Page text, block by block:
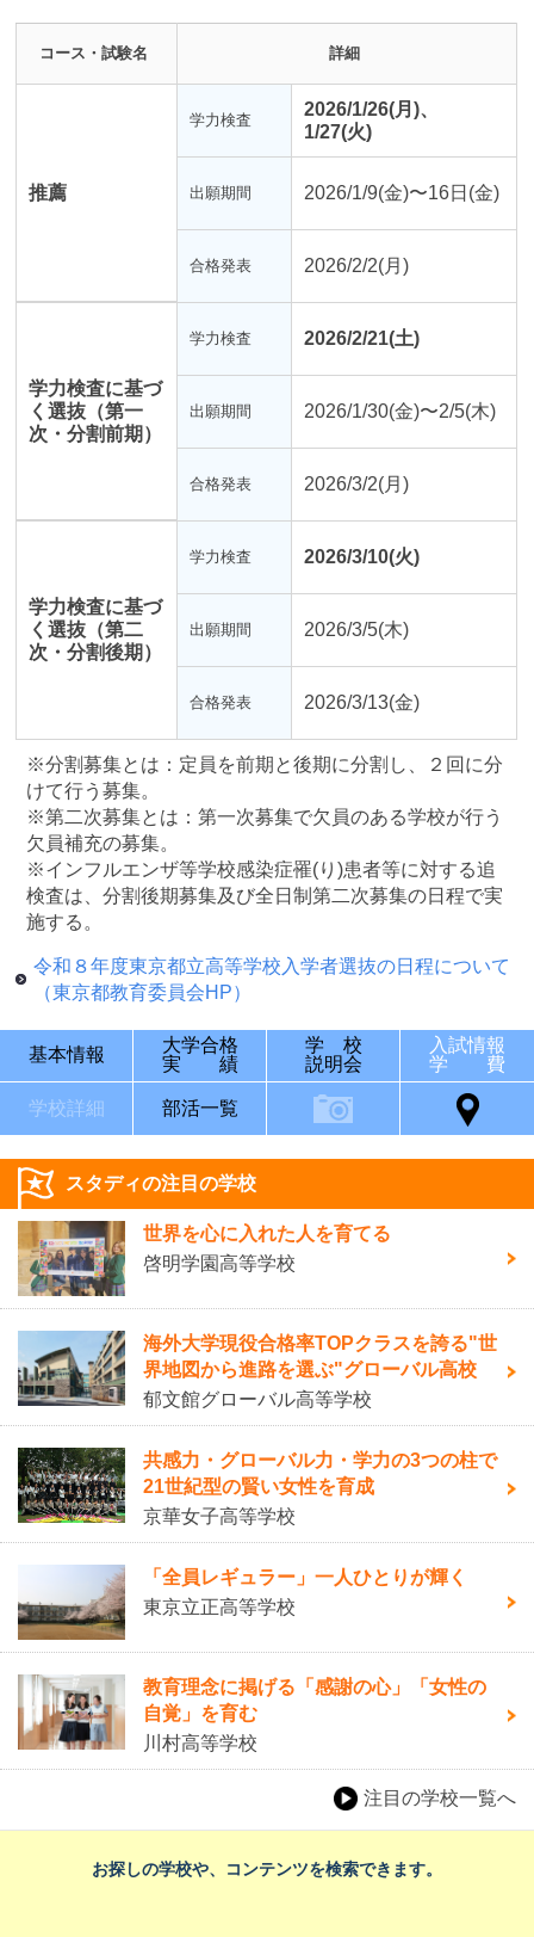
コース・試験名 詳細
推薦
学力検査
2026/1/26(月)、
1/27(火)
出願期間 2026/1/9(金)〜16日(金)
合格発表 2026/2/2(月)
学力検査に基づ
く選抜（第一
次・分割前期）
学力検査 2026/2/21(土)
出願期間 2026/1/30(金)〜2/5(木)
合格発表 2026/3/2(月)
学力検査に基づ
く選抜（第二
次・分割後期）
学力検査 2026/3/10(火)
出願期間 2026/3/5(木)
合格発表 2026/3/13(金)
※分割募集とは：定員を前期と後期に分割し、２回に分
けて行う募集。
※第二次募集とは：第一次募集で欠員のある学校が行う
欠員補充の募集。
※インフルエンザ等学校感染症罹(り)患者等に対する追
検査は、分割後期募集及び全日制第二次募集の日程で実
施する。
令和８年度東京都立高等学校入学者選抜の日程について
（東京都教育委員会HP）
基本情報
大学合格
実 績
学 校
説明会
入試情報
学 費
学校詳細 部活一覧
スタディの注目の学校
世界を心に入れた人を育てる
啓明学園高等学校
海外大学現役合格率TOPクラスを誇る"世
界地図から進路を選ぶ"グローバル高校
郁文館グローバル高等学校
共感力・グローバル力・学力の3つの柱で
21世紀型の賢い女性を育成
京華女子高等学校
「全員レギュラー」一人ひとりが輝く
東京立正高等学校
教育理念に掲げる「感謝の心」「女性の
自覚」を育む
川村高等学校
注目の学校一覧へ
お探しの学校や、コンテンツを検索できます。